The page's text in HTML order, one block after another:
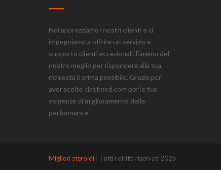
Noi apprezziamo i nostri clienti e ci
impegniamo a offrire un servizio e
supporto clienti eccezionali. Faremo del
nostro meglio per rispondere alla tua
richiesta il prima possibile. Grazie per
aver scelto clastmed.com per le tue
esigenze di miglioramento delle
performance.
Migliori steroidi | Tutti i diritti riservati 2026